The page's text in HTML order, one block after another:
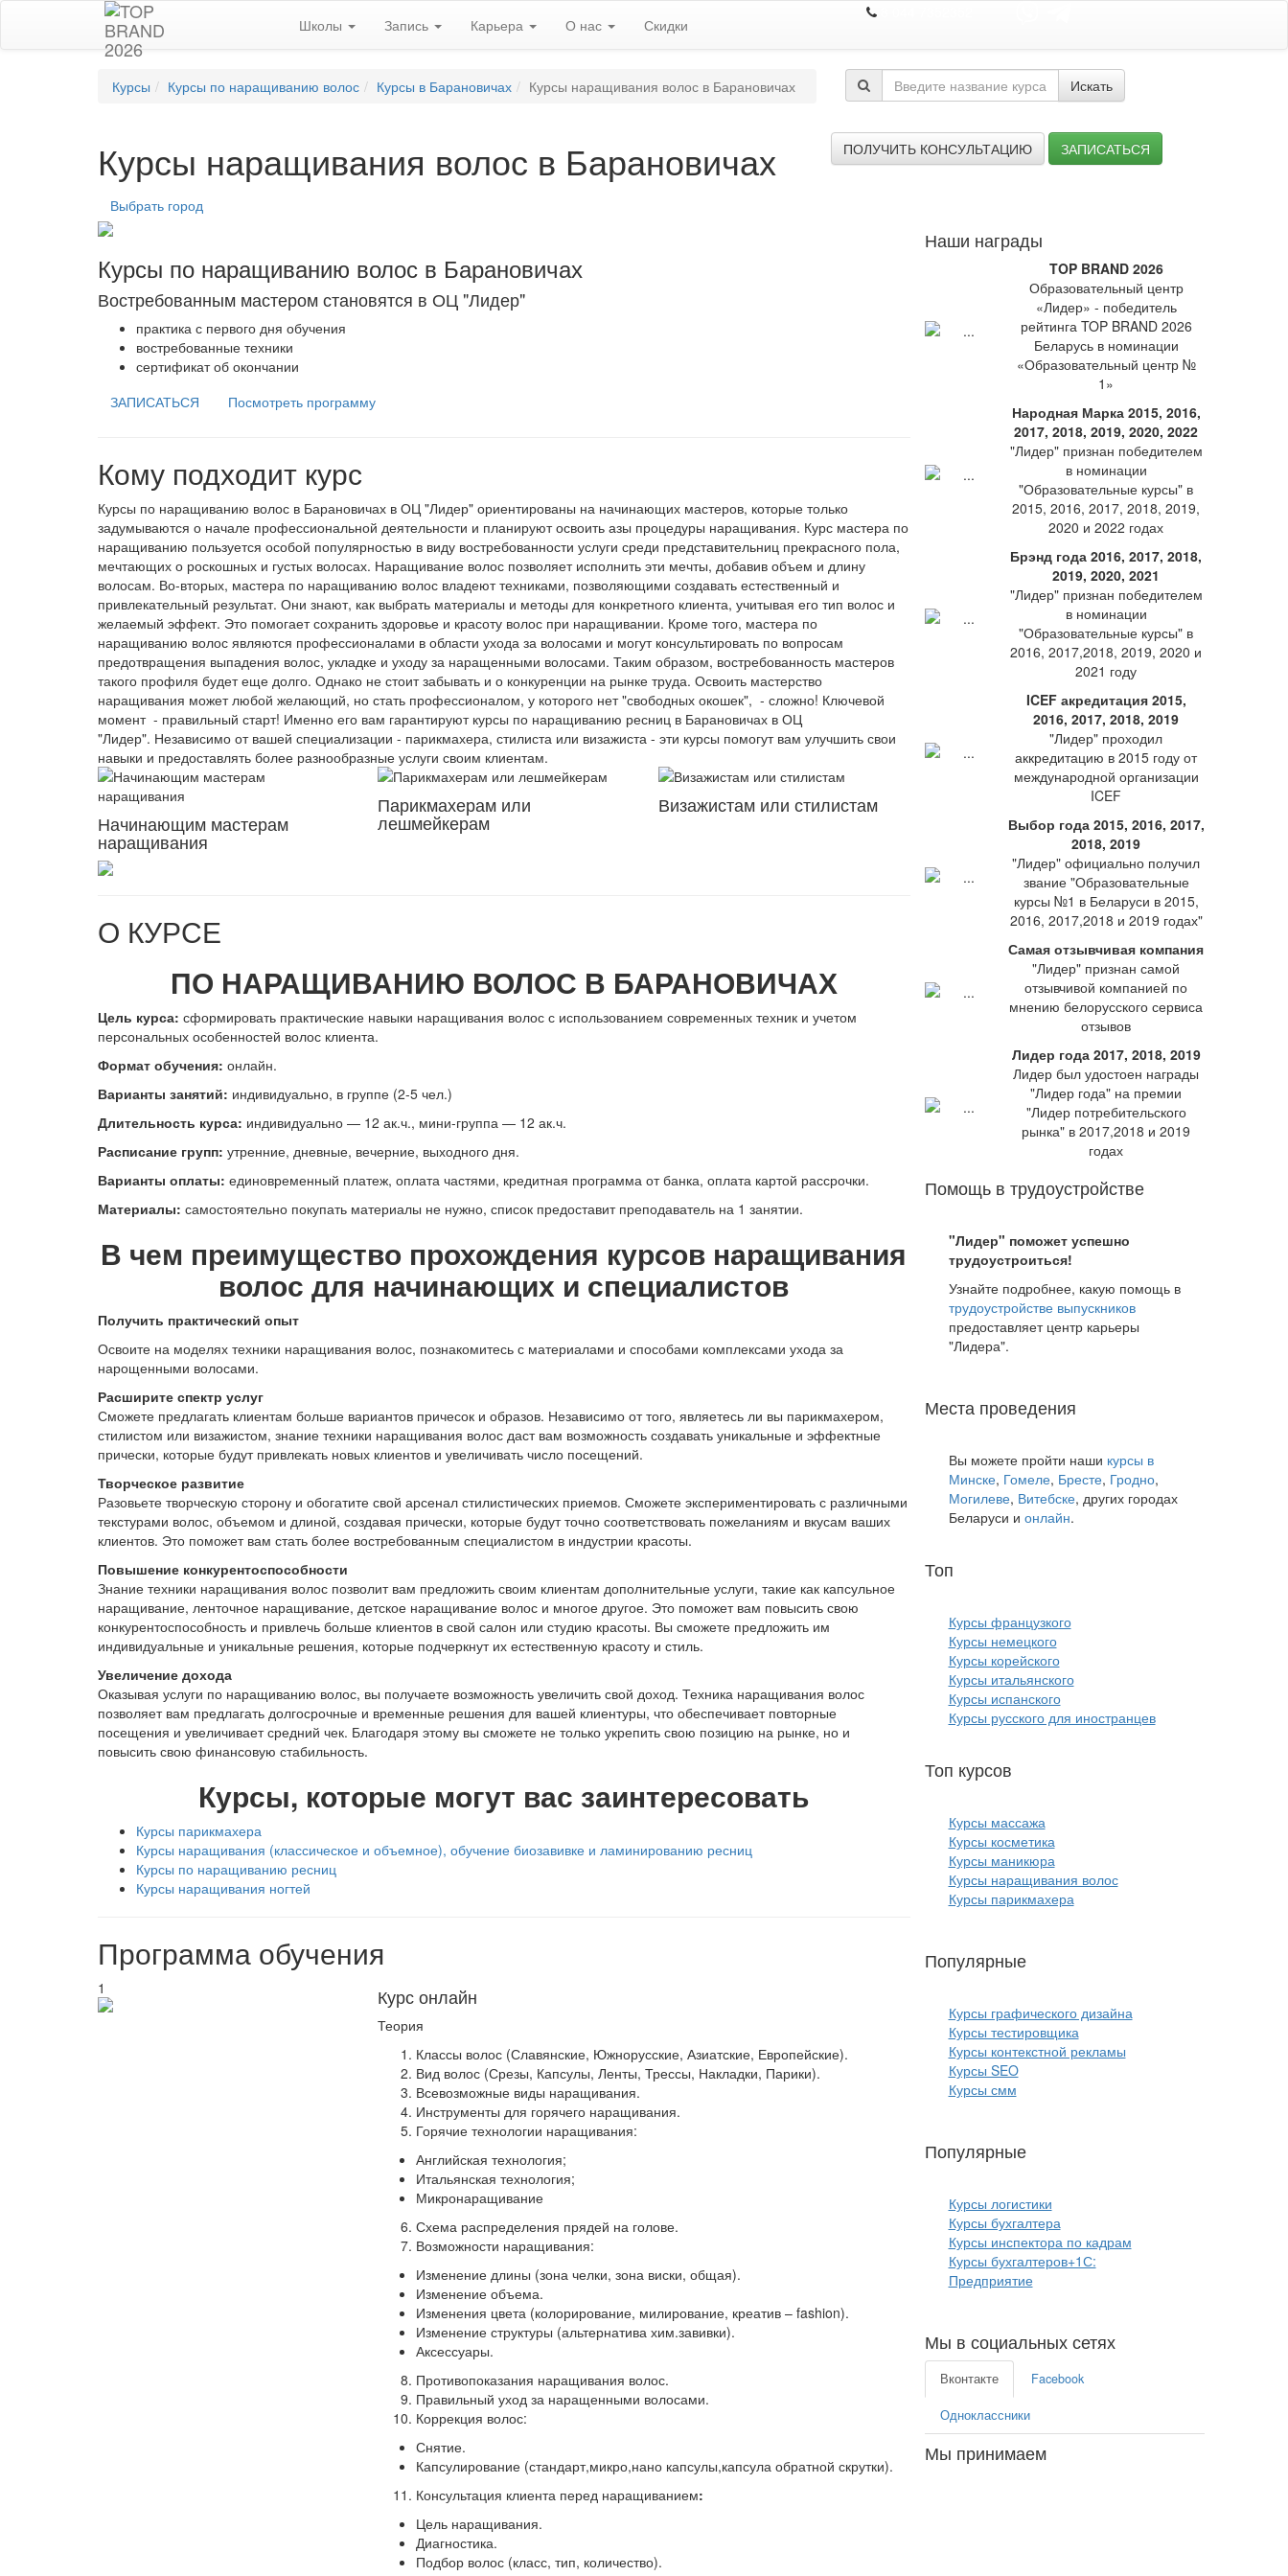
Школы Запись Карьера О нас Скидки
Курсы Курсы по наращиванию волос Курсы в Барановичах Курсы наращивания волос в Барановичах Искать
Курсы наращивания волос в Барановичах ПОЛУЧИТЬ КОНСУЛЬТАЦИЮ ЗАПИСАТЬСЯ
Выбрать город
Курсы по наращиванию волос в Барановичах
Востребованным мастером становятся в ОЦ "Лидер"
практика с первого дня обучения
востребованные техники
сертификат об окончании
ЗАПИСАТЬСЯ
Посмотреть программу
Кому подходит курс
Курсы по наращиванию волос в Барановичах в ОЦ "Лидер" ориентированы на начинающих мастеров, которые только
задумываются о начале профессиональной деятельности и планируют освоить азы процедуры наращивания. Курс мастера по
наращиванию пользуется особой популярностью в виду востребованности услуги среди представительниц прекрасного пола,
мечтающих о роскошных и густых волосах. Наращивание волос позволяет исполнить эти мечты, добавив объем и длину
волосам. Во-вторых, мастера по наращиванию волос владеют техниками, позволяющими создавать естественный и
привлекательный результат. Они знают, как выбрать материалы и методы для конкретного клиента, учитывая его тип волос и
желаемый эффект. Это помогает сохранить здоровье и красоту волос при наращивании. Кроме того, мастера по
наращиванию волос являются профессионалами в области ухода за волосами и могут консультировать по вопросам
предотвращения выпадения волос, укладке и уходу за наращенными волосами. Таким образом, востребованность мастеров
такого профиля будет еще долго. Однако не стоит забывать и о конкуренции на рынке труда. Освоить мастерство
наращивания может любой желающий, но стать профессионалом, у которого нет "свободных окошек", - сложно! Ключевой
момент - правильный старт! Именно его вам гарантируют курсы по наращиванию ресниц в Барановичах в ОЦ
"Лидер". Независимо от вашей специализации - парикмахера, стилиста или визажиста - эти курсы помогут вам улучшить свои
навыки и предоставлять более разнообразные услуги своим клиентам.
Начинающим мастерам
наращивания
Парикмахерам или
лешмейкерам
Визажистам или стилистам
О КУРСЕ
ПО НАРАЩИВАНИЮ ВОЛОС В БАРАНОВИЧАХ
Цель курса: сформировать практические навыки наращивания волос с использованием современных техник и учетом
персональных особенностей волос клиента.
Формат обучения: онлайн.
Варианты занятий: индивидуально, в группе (2-5 чел.)
Длительность курса: индивидуально — 12 ак.ч., мини-группа — 12 ак.ч.
Расписание групп: утренние, дневные, вечерние, выходного дня.
Варианты оплаты: единовременный платеж, оплата частями, кредитная программа от банка, оплата картой рассрочки.
Материалы: самостоятельно покупать материалы не нужно, список предоставит преподаватель на 1 занятии.
В чем преимущество прохождения курсов наращивания
волос для начинающих и специалистов
Получить практический опыт
Освоите на моделях техники наращивания волос, познакомитесь с материалами и способами комплексами ухода за
нарощенными волосами.
Расширите спектр услуг
Сможете предлагать клиентам больше вариантов причесок и образов. Независимо от того, являетесь ли вы парикмахером,
стилистом или визажистом, знание техники наращивания волос даст вам возможность создавать уникальные и эффектные
прически, которые будут привлекать новых клиентов и увеличивать число посещений.
Творческое развитие
Разовьете творческую сторону и обогатите свой арсенал стилистических приемов. Сможете экспериментировать с различными
текстурами волос, объемом и длиной, создавая прически, которые будут точно соответствовать пожеланиям и вкусам ваших
клиентов. Это поможет вам стать более востребованным специалистом в индустрии красоты.
Повышение конкурентоспособности
Знание техники наращивания волос позволит вам предложить своим клиентам дополнительные услуги, такие как капсульное
наращивание, ленточное наращивание, детское наращивание волос и многое другое. Это поможет вам повысить свою
конкурентоспособность и привлечь больше клиентов в свой салон или студию красоты. Вы сможете предложить им
индивидуальные и уникальные решения, которые подчеркнут их естественную красоту и стиль.
Увеличение дохода
Оказывая услуги по наращиванию волос, вы получаете возможность увеличить свой доход. Техника наращивания волос
позволяет вам предлагать долгосрочные и временные решения для вашей клиентуры, что обеспечивает повторные
посещения и увеличивает средний чек. Благодаря этому вы сможете не только укрепить свою позицию на рынке, но и
повысить свою финансовую стабильность.
Курсы, которые могут вас заинтересовать
Курсы парикмахера
Курсы наращивания (классическое и объемное), обучение биозавивке и ламинированию ресниц
Курсы по наращиванию ресниц
Курсы наращивания ногтей
Программа обучения
1 Курс онлайн
Теория
Классы волос (Славянские, Южнорусские, Азиатские, Европейские).
Вид волос (Срезы, Капсулы, Ленты, Трессы, Накладки, Парики).
Всевозможные виды наращивания.
Инструменты для горячего наращивания.
Горячие технологии наращивания:
Английская технология;
Итальянская технология;
Микронаращивание
Схема распределения прядей на голове.
Возможности наращивания:
Изменение длины (зона челки, зона виски, общая).
Изменение объема.
Изменения цвета (колорирование, милирование, креатив – fashion).
Изменение структуры (альтернатива хим.завивки).
Аксессуары.
Противопоказания наращивания волос.
Правильный уход за наращенными волосами.
Коррекция волос:
Снятие.
Капсулирование (стандарт,микро,нано капсулы,капсула обратной скрутки).
Консультация клиента перед наращиванием:
Цель наращивания.
Диагностика.
Подбор волос (класс, тип, количество).
Наши награды
TOP BRAND 2026
Образовательный центр
«Лидер» - победитель
рейтинга TOP BRAND 2026
Беларусь в номинации
«Образовательный центр №
1»
Народная Марка 2015, 2016,
2017, 2018, 2019, 2020, 2022
"Лидер" признан победителем
в номинации
"Образовательные курсы" в
2015, 2016, 2017, 2018, 2019,
2020 и 2022 годах
Брэнд года 2016, 2017, 2018,
2019, 2020, 2021
"Лидер" признан победителем
в номинации
"Образовательные курсы" в
2016, 2017,2018, 2019, 2020 и
2021 году
ICEF акредитация 2015,
2016, 2017, 2018, 2019
"Лидер" проходил
аккредитацию в 2015 году от
международной организации
ICEF
Выбор года 2015, 2016, 2017,
2018, 2019
"Лидер" официально получил
звание "Образовательные
курсы №1 в Беларуси в 2015,
2016, 2017,2018 и 2019 годах"
Самая отзывчивая компания
"Лидер" признан самой
отзывчивой компанией по
мнению белорусского сервиса
отзывов
Лидер года 2017, 2018, 2019
Лидер был удостоен награды
"Лидер года" на премии
"Лидер потребительского
рынка" в 2017,2018 и 2019
годах
Помощь в трудоустройстве
"Лидер" поможет успешно
трудоустроиться!
Узнайте подробнее, какую помощь в
трудоустройстве выпускников
предоставляет центр карьеры
"Лидера".
Места проведения
Вы можете пройти наши курсы в
Минске, Гомеле, Бресте, Гродно,
Могилеве, Витебске, других городах
Беларуси и онлайн.
Топ
Курсы французкого
Курсы немецкого
Курсы корейского
Курсы итальянского
Курсы испанского
Курсы русского для иностранцев
Топ курсов
Курсы массажа
Курсы косметика
Курсы маникюра
Курсы наращивания волос
Курсы парикмахера
Популярные
Курсы графического дизайна
Курсы тестировщика
Курсы контекстной рекламы
Курсы SEO
Курсы смм
Популярные
Курсы логистики
Курсы бухгалтера
Курсы инспектора по кадрам
Курсы бухгалтеров+1С:
Предприятие
Мы в социальных сетях
Вконтакте Facebook
Одноклассники
Мы принимаем